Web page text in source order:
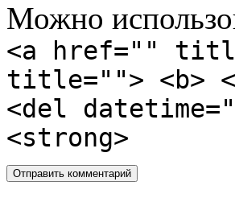
Можно
<a href=""
title=""> <b>
<del
<strong>